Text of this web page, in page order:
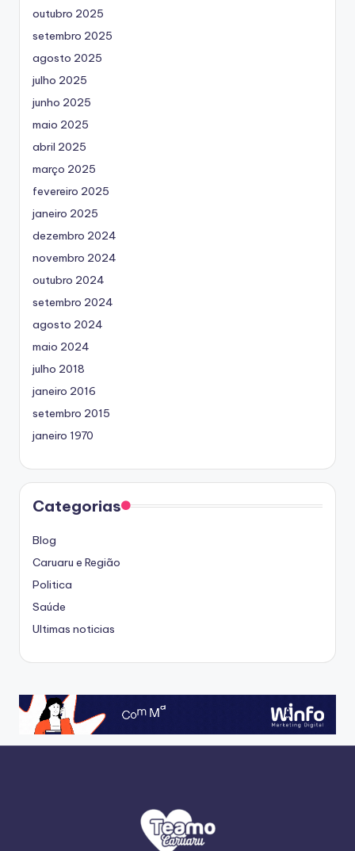
outubro 2025
setembro 2025
agosto 2025
julho 2025
junho 2025
maio 2025
abril 2025
março 2025
fevereiro 2025
janeiro 2025
dezembro 2024
novembro 2024
outubro 2024
setembro 2024
agosto 2024
maio 2024
julho 2018
janeiro 2016
setembro 2015
janeiro 1970
Categorias
Blog
Caruaru e Região
Politica
Saúde
Ultimas noticias